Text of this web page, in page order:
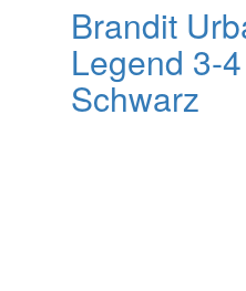
Brandit
Legend 3-
Schwarz